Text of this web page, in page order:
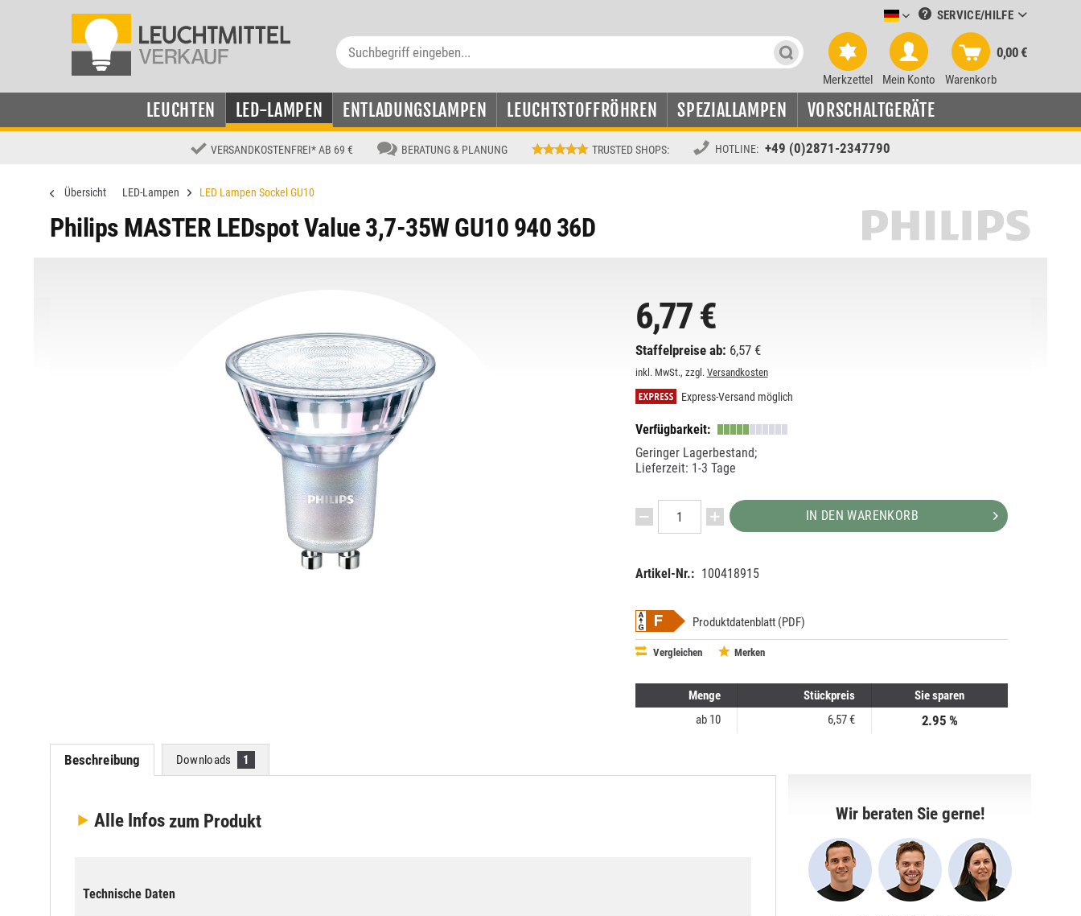
Leuchtmittel-Verkauf deutsch
SERVICE/HILFE
Merkzettel Mein Konto Warenkorb
0,00 €
LEUCHTEN LED-LAMPEN ENTLADUNGSLAMPEN LEUCHTSTOFFRÖHREN SPEZIALLAMPEN VORSCHALTGERÄTE
VERSANDKOSTENFREI* AB 69 € BERATUNG & PLANUNG TRUSTED SHOPS: HOTLINE: +49 (0)2871-2347790
Übersicht LED-Lampen LED Lampen Sockel GU10
Philips MASTER LEDspot Value 3,7-35W GU10 940 36D
6,77 €
Staffelpreise ab: 6,57 €
inkl. MwSt., zzgl. Versandkosten
Express-Versand möglich
Verfügbarkeit:
Geringer Lagerbestand;
Lieferzeit: 1-3 Tage
IN DEN WARENKORB
Artikel-Nr.: 100418915
Produktdatenblatt (PDF)
Vergleichen Merken
Menge Stückpreis
Sie sparen
ab 10 6,57 € 2.95 %
Beschreibung Downloads 1
Alle Infos zum Produkt
Technische Daten
Wir beraten Sie gerne!